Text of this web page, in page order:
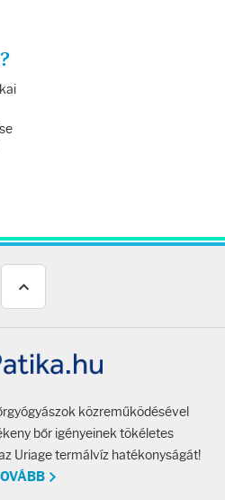
közreműködésével
bőr igényeinek tökéletes
Uriage termálvíz hatékonyságát!